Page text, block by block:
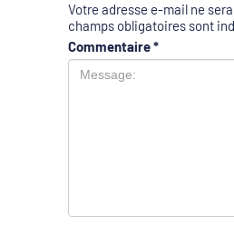
Votre adresse e-mail ne
champs obligatoires sont
Commentaire*